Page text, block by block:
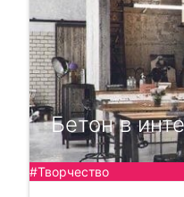
Бетон в
#Творчество